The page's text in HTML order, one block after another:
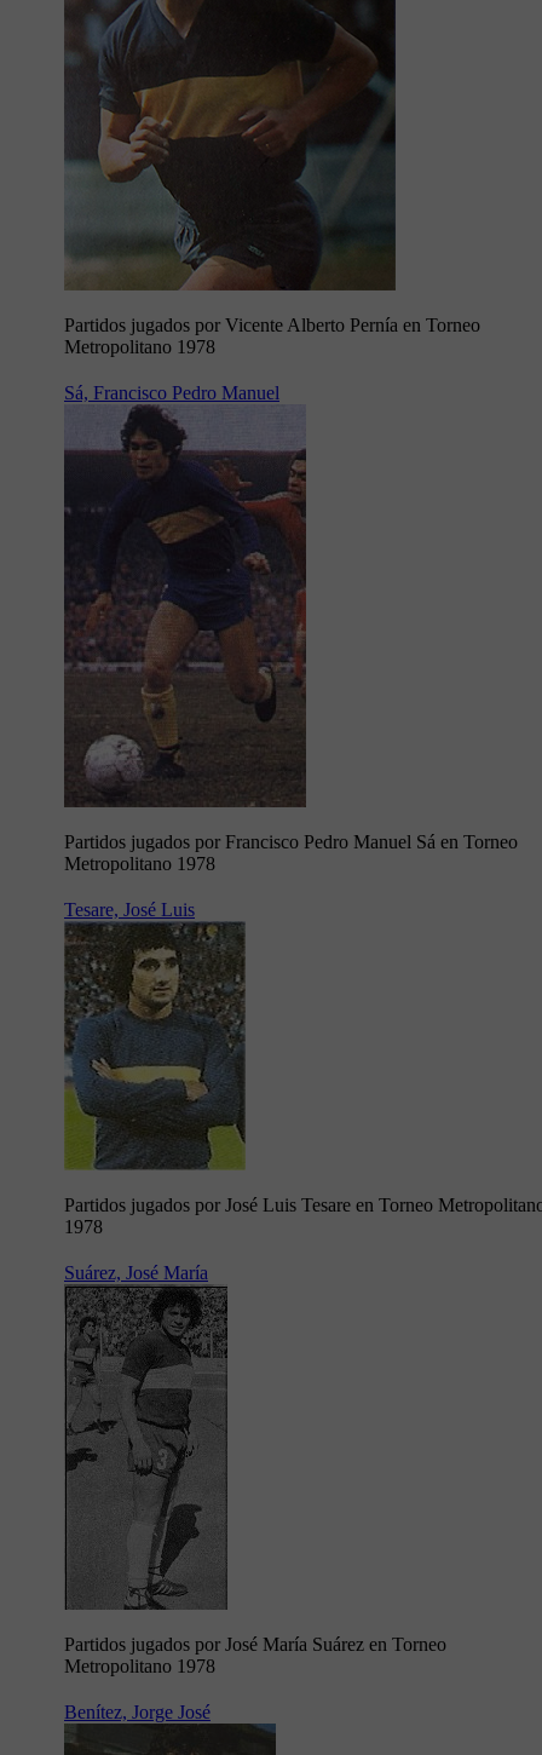
Partidos jugados por Vicente Alberto Pernía en Torneo
Metropolitano 1978
Sá, Francisco Pedro Manuel
Partidos jugados por Francisco Pedro Manuel Sá en Torneo
Metropolitano 1978
Tesare, José Luis
Partidos jugados por José Luis Tesare en Torneo
1978
Suárez, José María
Partidos jugados por José María Suárez en Torneo
Metropolitano 1978
Benítez, Jorge José